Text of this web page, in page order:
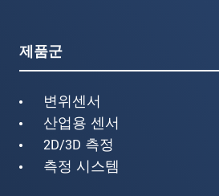
제품군
변위센서
산업용 센서
2D/3D 측정
측정 시스템